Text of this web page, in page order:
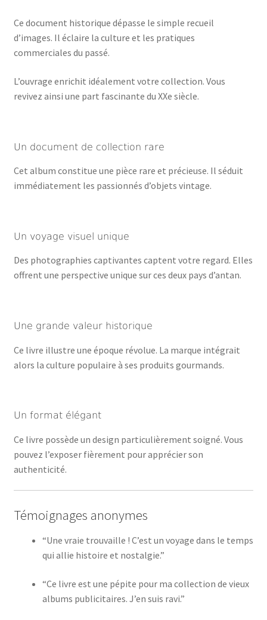
Ce document historique dépasse le simple recueil
d’images. Il éclaire la culture et les pratiques
commerciales du passé.
L’ouvrage enrichit idéalement votre collection. Vous
revivez ainsi une part fascinante du XXe siècle.
Un document de collection rare
Cet album constitue une pièce rare et précieuse. Il séduit
immédiatement les passionnés d’objets vintage.
Un voyage visuel unique
Des photographies captivantes captent votre regard. Elles
offrent une perspective unique sur ces deux pays d’antan.
Une grande valeur historique
Ce livre illustre une époque révolue. La marque intégrait
alors la culture populaire à ses produits gourmands.
Un format élégant
Ce livre possède un design particulièrement soigné. Vous
pouvez l’exposer fièrement pour apprécier son
authenticité.
Témoignages anonymes
“Une vraie trouvaille ! C’est un voyage dans le temps
qui allie histoire et nostalgie.”
“Ce livre est une pépite pour ma collection de vieux
albums publicitaires. J’en suis ravi.”